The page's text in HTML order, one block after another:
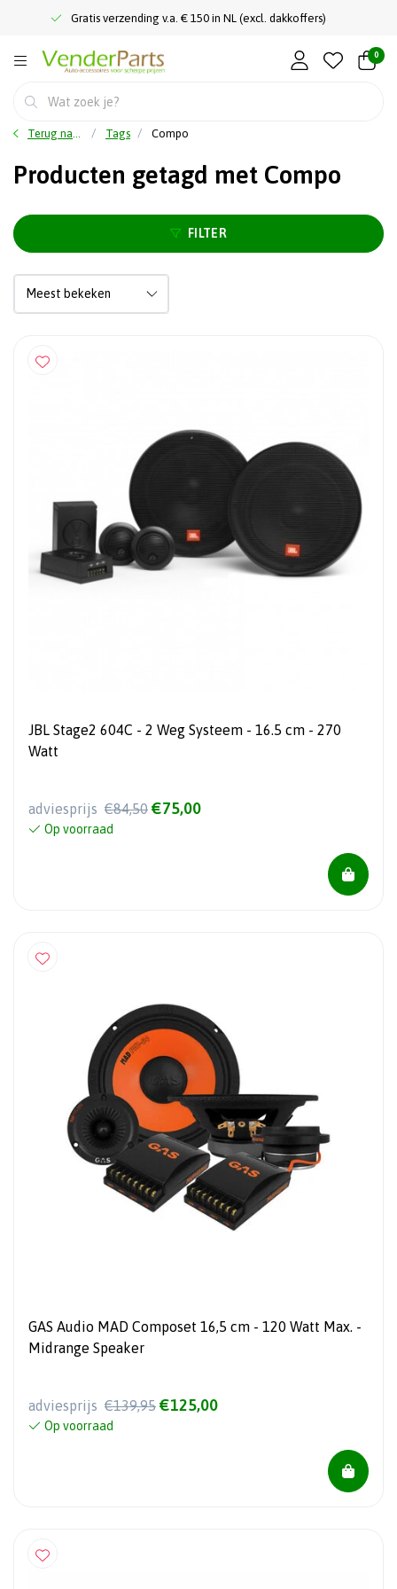
Gratis verzending v.a. € 150 in NL (excl. dakkoffers)
0
Terug naar home Tags Compo
Producten getagd met Compo
FILTER
JBL Stage2 604C - 2 Weg Systeem - 16.5 cm - 270
Watt
adviesprijs €84,50 €75,00
Op voorraad
GAS Audio MAD Composet 16,5 cm - 120 Watt Max. -
Midrange Speaker
adviesprijs €139,95 €125,00
Op voorraad